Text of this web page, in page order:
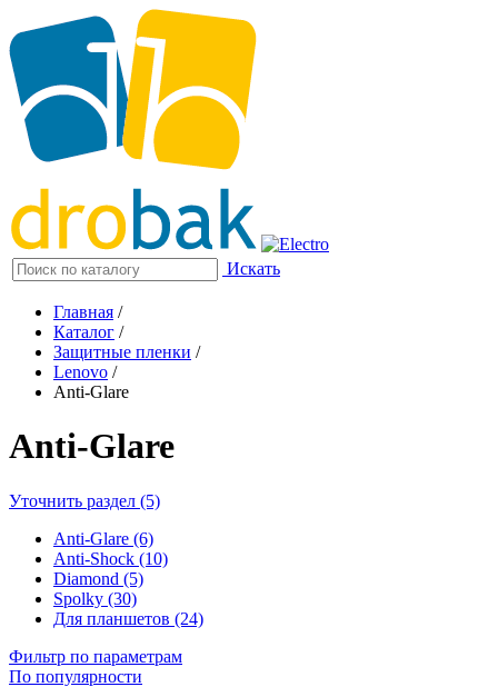
Искать
Главная /
Каталог /
Защитные пленки /
Lenovo /
Anti-Glare
Anti-Glare
Уточнить раздел (5)
Anti-Glare (6)
Anti-Shock (10)
Diamond (5)
Spolky (30)
Для планшетов (24)
Фильтр по параметрам
По популярности